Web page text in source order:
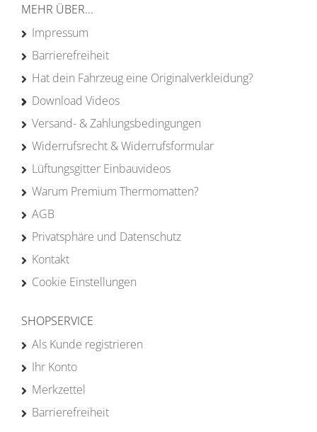
MEHR ÜBER...
Impressum
Barrierefreiheit
Hat dein Fahrzeug eine Originalverkleidung?
Download Videos
Versand- & Zahlungsbedingungen
Widerrufsrecht & Widerrufsformular
Lüftungsgitter Einbauvideos
Warum Premium Thermomatten?
AGB
Privatsphäre und Datenschutz
Kontakt
Cookie Einstellungen
SHOPSERVICE
Als Kunde registrieren
Ihr Konto
Merkzettel
Barrierefreiheit